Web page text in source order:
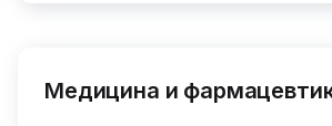
Медицина и